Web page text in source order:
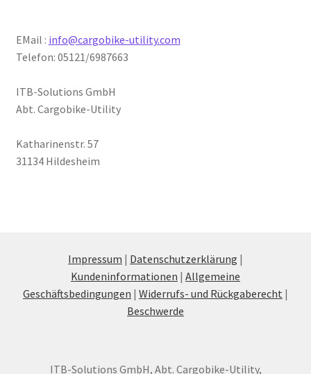
EMail : info@cargobike-utility.com
Telefon: 05121/6987663
ITB-Solutions GmbH
Abt. Cargobike-Utility
Katharinenstr. 57
31134 Hildesheim
Impressum | Datenschutzerklärung |
Kundeninformationen | Allgemeine
Geschäftsbedingungen | Widerrufs- und Rückgaberecht |
Beschwerde
ITB-Solutions GmbH, Abt. Cargobike-Utility,